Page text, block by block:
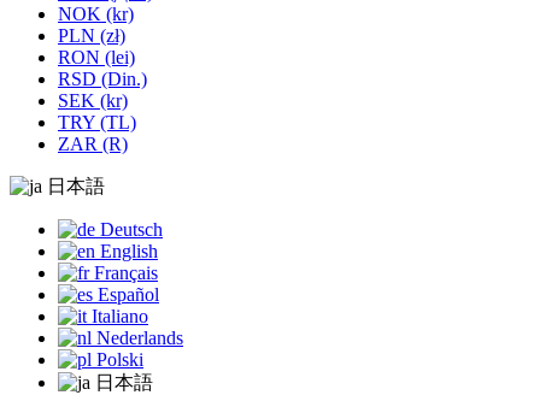
NOK (kr)
PLN (zł)
RON (lei)
RSD (Din.)
SEK (kr)
TRY (TL)
ZAR (R)
日本語
Deutsch
English
Français
Español
Italiano
Nederlands
Polski
日本語